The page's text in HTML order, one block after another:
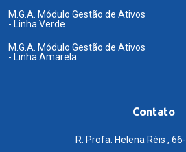
M.G.A. Módulo Gestão de Ativos
- Linha Verde
M.G.A. Módulo Gestão de Ativos
- Linha Amarela
Contato
R. Profa. Helena Réis ,